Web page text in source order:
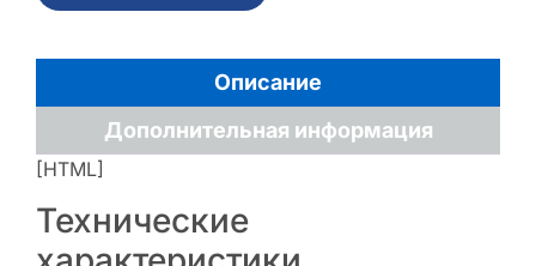
Описание
Дополнительная информация
[HTML]
Технические